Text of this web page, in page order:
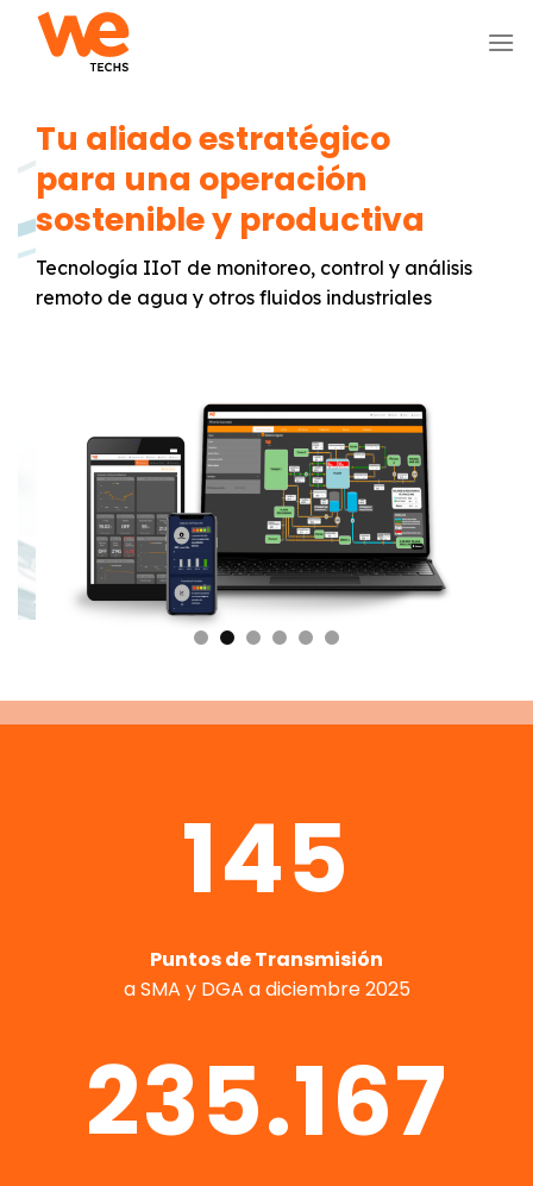
Skip
Tu aliado estratégico
para una operación
sostenible y productiva
Tecnología IIoT de monitoreo, control y análisis
remoto de agua y otros fluidos industriales
145
Puntos de Transmisión
a SMA y DGA a diciembre 2025
235.167